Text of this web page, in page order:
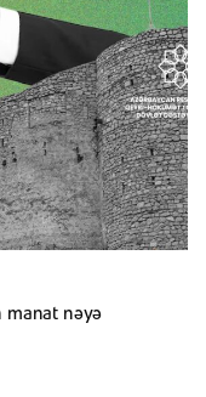
manat nəyə